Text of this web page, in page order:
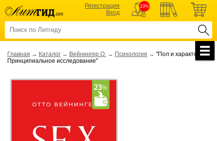
Регистрация
Вход
23%
Главная → Каталог → Вейнингер О. → Психология → "Пол и характер.
Принципиальное исследование"